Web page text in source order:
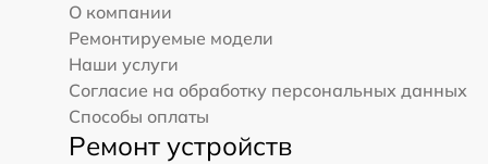
О компании
Ремонтируемые модели
Наши услуги
Согласие на обработку персональных данных
Способы оплаты
Ремонт устройств